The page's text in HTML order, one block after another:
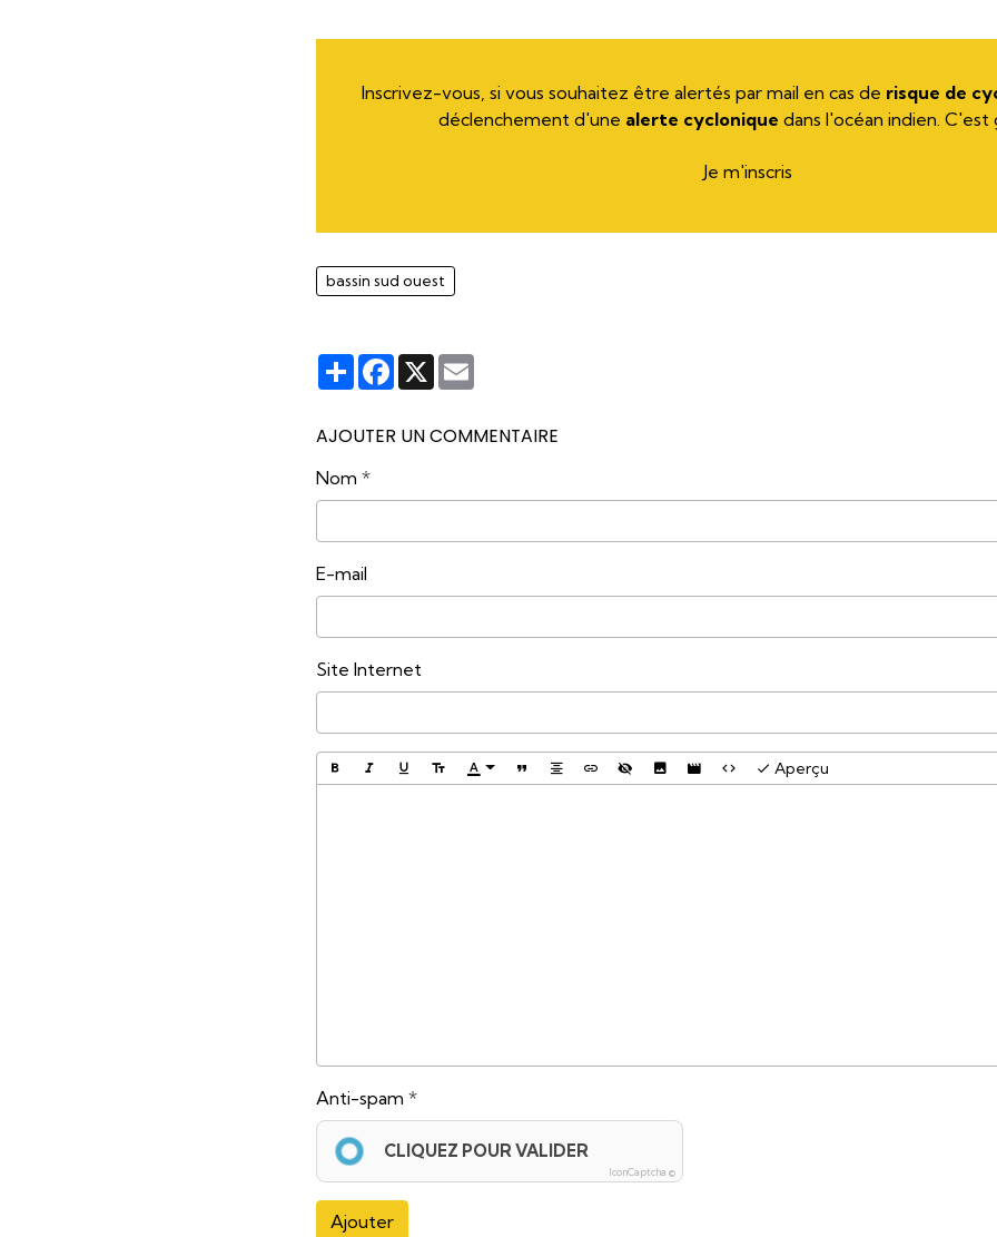
Inscrivez-vous, si vous souhaitez être alertés par mail en cas de risque de
déclenchement d'une alerte cyclonique dans l'océan indien. C'est
Je m'inscris
bassin sud ouest
PartagerFacebook
X Email
AJOUTER UN COMMENTAIRE
Nom
E-mail
Site Internet
Aperçu
Anti-spam
CLIQUEZ POUR VALIDER
IconCaptcha ©
Ajouter